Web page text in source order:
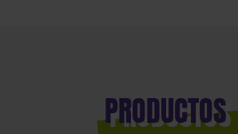
PRODUCTOS